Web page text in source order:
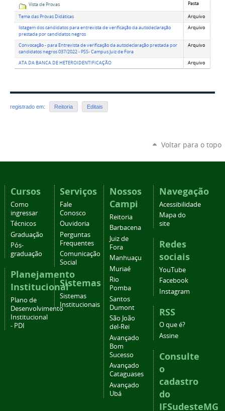
Vista de Provas Pasta
Tema das Provas Didáticas
Arquivo
listagem dos candidatos para entrevista de verificação da autodeclaração
prestada por candidatos negros
Arquivo
Convocação - para Entrevista de verificação da autodeclaração prestada por
candidatos negros 037/2022 - PSS- Campus Juiz de Fora
Arquivo
ATA DA BANCA DE HETEROIDENTIFICAÇÃO Arquivo
registrado em: Reitoria Editais
Voltar para o topo
Cursos
Como
ingressar
Técnicos
Graduação
Pós-
graduação
Planejamento
Institucional
Plano de
Desenvolvimento
Institucional
- PDI
Serviços
Fale
Conosco
Ouvidoria
Perguntas
Frequentes
Comunicação
Social
Sistemas
Sistemas
Institucionais
Nossos
Campi
Reitoria
Barbacena
Juiz de
Fora
Manhuaçu
Muriaé
Rio
Pomba
Santos
Dumont
São João
del-Rei
Avançado
Bom
Sucesso
Avançado
Cataguases
Avançado
Ubá
Navegação
Acessibilidade
Mapa do
site
Redes
sociais
YouTube
Facebook
Instagram
RSS
O que é?
Assine
Consulte
o
cadastro
do
IFSudesteMG